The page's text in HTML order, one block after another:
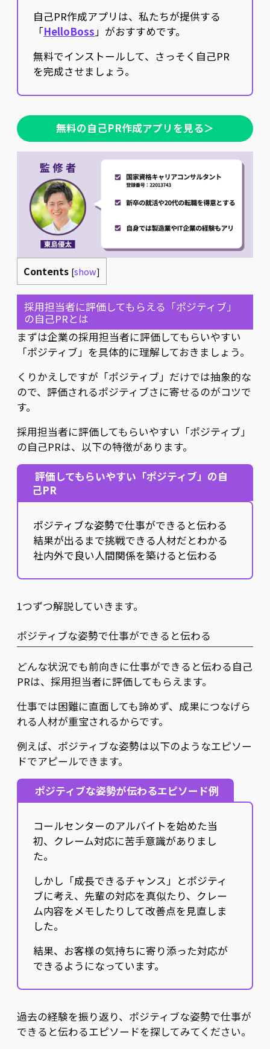
自己PR作成アプリは、私たちが提供する
「HelloBoss」がおすすめです。
無料でインストールして、さっそく自己PR
を完成させましょう。
無料の自己PR作成アプリを見る＞
Contents [show]
採用担当者に評価してもらえる「ポジティブ」
の自己PRとは
まずは企業の採用担当者に評価してもらいやすい
「ポジティブ」を具体的に理解しておきましょう。
くりかえしですが「ポジティブ」だけでは抽象的な
ので、評価されるポジティブさに寄せるのがコツで
す。
採用担当者に評価してもらいやすい「ポジティブ」
の自己PRは、以下の特徴があります。
評価してもらいやすい「ポジティブ」の自
己PR
ポジティブな姿勢で仕事ができると伝わる
結果が出るまで挑戦できる人材だとわかる
社内外で良い人間関係を築けると伝わる
1つずつ解説していきます。
ポジティブな姿勢で仕事ができると伝わる
どんな状況でも前向きに仕事ができると伝わる自己
PRは、採用担当者に評価してもらえます。
仕事では困難に直面しても諦めず、成果につなげら
れる人材が重宝されるからです。
例えば、ポジティブな姿勢は以下のようなエピソー
ドでアピールできます。
ポジティブな姿勢が伝わるエピソード例
コールセンターのアルバイトを始めた当
初、クレーム対応に苦手意識がありまし
た。
しかし「成長できるチャンス」とポジティ
ブに考え、先輩の対応を真似たり、クレー
ム内容をメモしたりして改善点を見直しま
した。
結果、お客様の気持ちに寄り添った対応が
できるようになっています。
過去の経験を振り返り、ポジティブな姿勢で仕事が
できると伝わるエピソードを探してみてください。